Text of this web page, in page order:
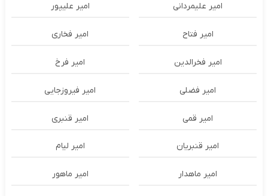
امیر علیمردانی امیر علیپور
امیر فتاح امیر فخاری
امیر فخرالدین امیر فرخ
امیر فضلی امیر فیروزجایی
امیر قمی امیر قنبری
امیر قنبریان امیر لیام
امیر ماهدار امیر ماهور